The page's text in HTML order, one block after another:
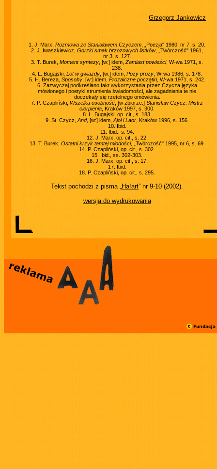
Grzegorz Jankowicz
1. J. Marx, Rozmowa ze Stanisławem Czyczem , „Poezja" 1980, nr 7, s. 20.
2. J. Iwaszkiewicz, Gorzki smak brzozowych listków, „Twórczość" 1961,
nr 3, s. 127.
3. T. Burek, Moment syntezy , [w:] idem, Zamiast powieści, W-wa 1971, s.
238.
4. L. Bugajski, Lot w gwiazdy , [w:] idem, Pozy prozy , W-wa 1986, s. 178.
5. H. Bereza, Sposoby, [w:] idem, Prozaiczne początki, W-wa 1971, s. 242.
6. Zazwyczaj podkreślano fakt wykorzystania przez Czycza języka
mówionego i poetyki strumienia świadomości, ale zagadnienia te nie
doczekały się rzetelnego omówienia.
7. P. Czapliński, Wszelka osobność , [w zbiorze:] Stanisław Czycz. Mistrz
cierpienia , Kraków 1997, s. 300.
8. L. Bugajski, op. cit., s. 183.
9. St. Czycz, And, [w:] idem, Ajol i Laor, Kraków 1996, s. 156.
10. Ibid.
11. Ibid., s. 94.
12. J. Marx, op. cit., s. 22.
13. T. Burek, Ostatni krzyk tamtej młodości, „Twórczość" 1995, nr 6, s. 69.
14. P. Czapliński, op. cit., s. 302.
15. Ibid., ss. 302-303.
16. J. Marx, op. cit., s. 17.
17. Ibid.
18. P. Czapliński, op. cit., s. 295.
Tekst pochodzi z pisma „ Ha!art” nr 9-10 (2002).
wersja do wydrukowania